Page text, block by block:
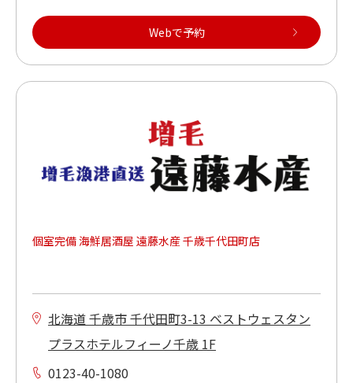
車いすでご利用ができるWebで予約
個室完備 海鮮居酒屋 遠藤水産 千歳千代田町店
北海道 千歳市 千代田町3-13 ベストウェスタン
プラスホテルフィーノ千歳 1F
0123-40-1080